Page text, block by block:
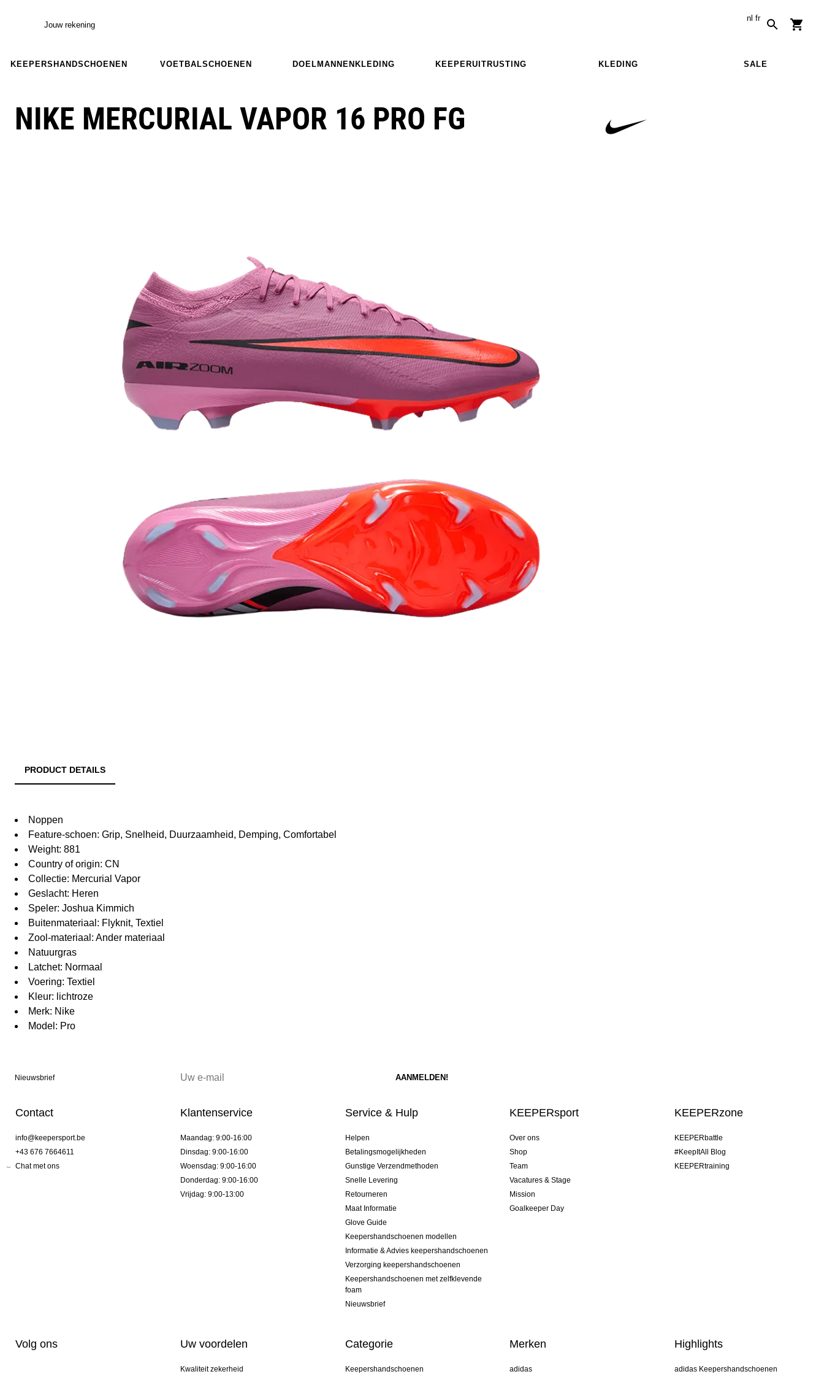
Jouw rekening
nl fr
KEEPERSHANDSCHOENEN VOETBALSCHOENEN DOELMANNENKLEDING KEEPERUITRUSTING KLEDING SALE
NIKE MERCURIAL VAPOR 16 PRO FG
PRODUCT DETAILS
Noppen
Feature-schoen: Grip, Snelheid, Duurzaamheid, Demping, Comfortabel
Weight: 881
Country of origin: CN
Collectie: Mercurial Vapor
Geslacht: Heren
Speler: Joshua Kimmich
Buitenmateriaal: Flyknit, Textiel
Zool-materiaal: Ander materiaal
Natuurgras
Latchet: Normaal
Voering: Textiel
Kleur: lichtroze
Merk: Nike
Model: Pro
Nieuwsbrief
Contact
info@keepersport.be
+43 676 7664611
Chat met ons
Klantenservice
Maandag: 9:00-16:00
Dinsdag: 9:00-16:00
Woensdag: 9:00-16:00
Donderdag: 9:00-16:00
Vrijdag: 9:00-13:00
Service & Hulp
Helpen
Betalingsmogelijkheden
Gunstige Verzendmethoden
Snelle Levering
Retourneren
Maat Informatie
Glove Guide
Keepershandschoenen modellen
Informatie & Advies keepershandschoenen
Verzorging keepershandschoenen
Keepershandschoenen met zelfklevende
foam
Nieuwsbrief
KEEPERsport
Over ons
Shop
Team
Vacatures & Stage
Mission
Goalkeeper Day
KEEPERzone
KEEPERbattle
#KeepItAll Blog
KEEPERtraining
Volg ons Uw voordelen
Kwaliteit zekerheid
Categorie
Keepershandschoenen
Merken
adidas
Highlights
adidas Keepershandschoenen